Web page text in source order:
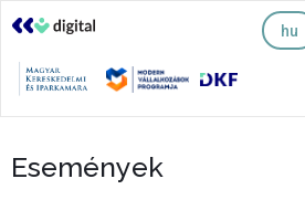
hu
Események